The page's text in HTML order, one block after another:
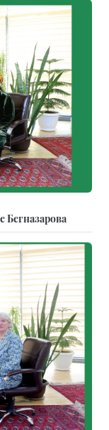
Бегназарова